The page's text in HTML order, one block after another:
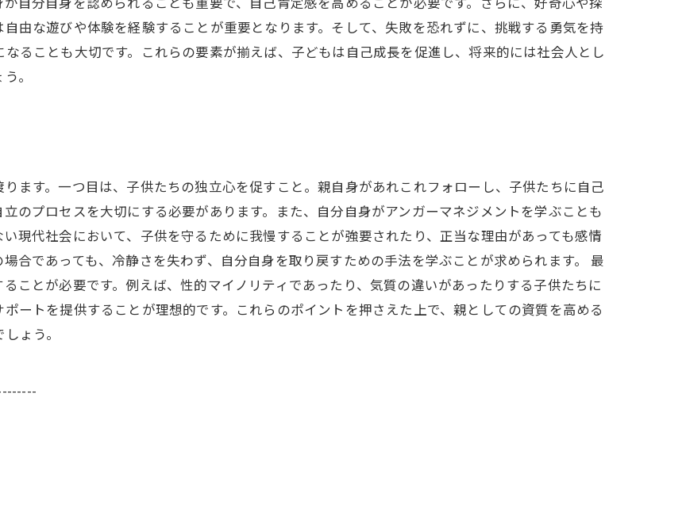
由な遊びや体験を経験することが重要となります。そして、失敗を恐れずに、挑戦する勇気を持
ることも大切です。これらの要素が揃えば、子どもは自己成長を促進し、将来的には社会人とし
。
ます。一つ目は、子供たちの独立心を促すこと。親自身があれこれフォローし、子供たちに自己
のプロセスを大切にする必要があります。また、自分自身がアンガーマネジメントを学ぶことも
現代社会において、子供を守るために我慢することが強要されたり、正当な理由があっても感情
合であっても、冷静さを失わず、自分自身を取り戻すための手法を学ぶことが求められます。 最
ことが必要です。例えば、性的マイノリティであったり、気質の違いがあったりする子供たちに
ートを提供することが理想的です。これらのポイントを押さえた上で、親としての資質を高める
ょう。